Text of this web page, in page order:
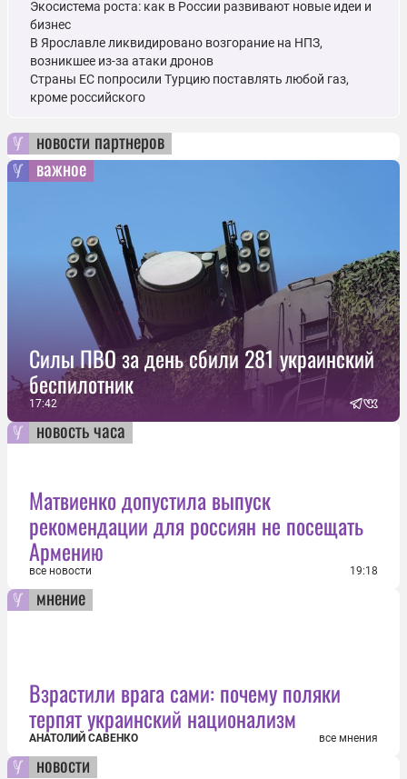
Экосистема роста: как в России развивают новые идеи и
бизнес
В Ярославле ликвидировано возгорание на НПЗ,
возникшее из-за атаки дронов
Страны ЕС попросили Турцию поставлять любой газ,
кроме российского
новости партнеров
важное
Силы ПВО за день сбили 281 украинский
беспилотник
17:42
новость часа
Матвиенко допустила выпуск
рекомендации для россиян не посещать
Армению
все новости 19:18
мнение
Взрастили врага сами: почему поляки
терпят украинский национализм
АНАТОЛИЙ САВЕНКО все мнения
новости